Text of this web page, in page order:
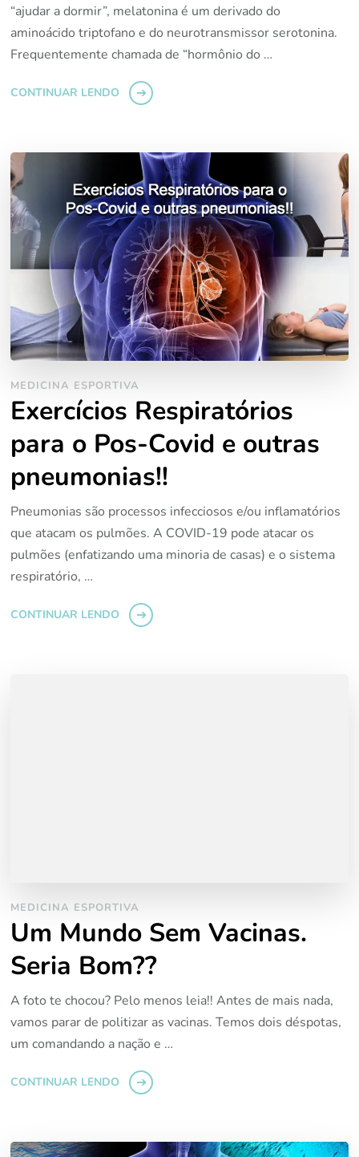
“ajudar a dormir”, melatonina é um derivado do
aminoácido triptofano e do neurotransmissor serotonina.
Frequentemente chamada de “hormônio do …
CONTINUAR LENDO
MEDICINA ESPORTIVA
Exercícios Respiratórios
para o Pos-Covid e outras
pneumonias!!
Pneumonias são processos infecciosos e/ou inflamatórios
que atacam os pulmões. A COVID-19 pode atacar os
pulmões (enfatizando uma minoria de casas) e o sistema
respiratório, …
CONTINUAR LENDO
MEDICINA ESPORTIVA
Um Mundo Sem Vacinas.
Seria Bom??
A foto te chocou? Pelo menos leia!! Antes de mais nada,
vamos parar de politizar as vacinas. Temos dois déspotas,
um comandando a nação e …
CONTINUAR LENDO